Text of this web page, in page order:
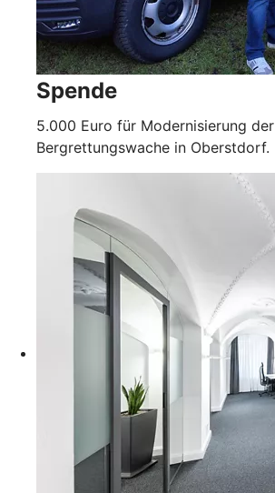
Spende
5.000 Euro für Modernisierung der
Bergrettungswache in Oberstdorf.